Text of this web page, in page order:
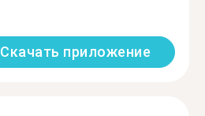
Скачать приложение